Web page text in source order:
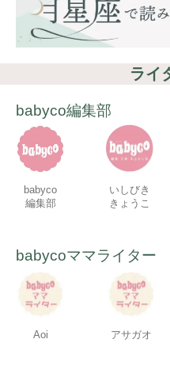
ライ
babyco編集部
babyco
編集部
いしびき
きょうこ
babycoママライター
Aoi アサガオ